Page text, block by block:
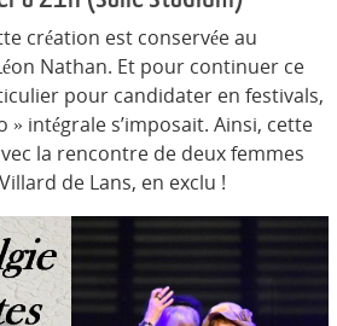
création est conservée au
Nathan. Et pour continuer ce
pour candidater en festivals,
» intégrale s’imposait. Ainsi, cette
la rencontre de deux femmes
de Lans, en exclu !